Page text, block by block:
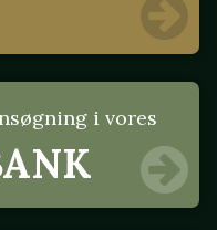
i vores